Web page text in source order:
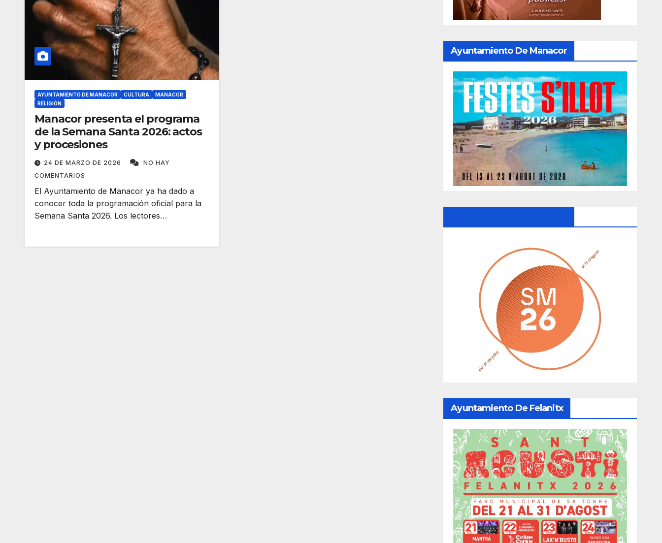
AYUNTAMIENTO DE MANACOR CULTURA
MANACOR
RELIGIÓN
Manacor presenta el programa
de la Semana Santa 2026: actos
y procesiones
24 DE MARZO DE 2026
NO HAY
COMENTARIOS
El Ayuntamiento de Manacor ya ha dado a
conocer toda la programación oficial para la
Semana Santa 2026. Los lectores…
Ayuntamiento De Manacor
Ayuntamiento De Felanitx